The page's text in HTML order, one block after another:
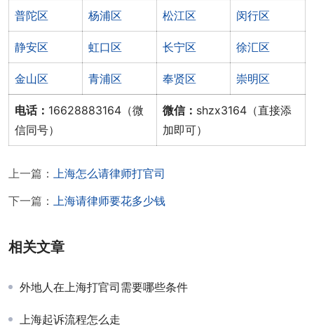
普陀区 杨浦区 松江区 闵行区
静安区 虹口区 长宁区 徐汇区
金山区 青浦区 奉贤区 崇明区
电话： 16628883164（微
信同号）
微信： shzx3164（直接添
加即可）
上一篇：
上海怎么请律师打官司
下一篇：
上海请律师要花多少钱
相关文章
外地人在上海打官司需要哪些条件
上海起诉流程怎么走